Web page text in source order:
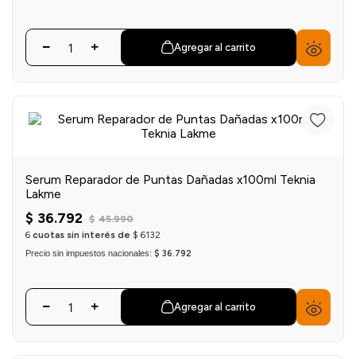
Agregar al carrito
Serum Reparador de Puntas Dañadas x100ml Teknia
Lakme
$ 36.792 $ 45.990
6 cuotas sin interés de $ 6132
Precio sin impuestos nacionales: $ 36.792
Agregar al carrito